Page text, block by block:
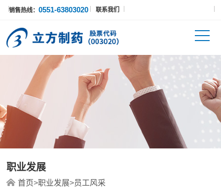
销售热线：0551-63803020 联系我们
职业发展
首页>职业发展>员工风采